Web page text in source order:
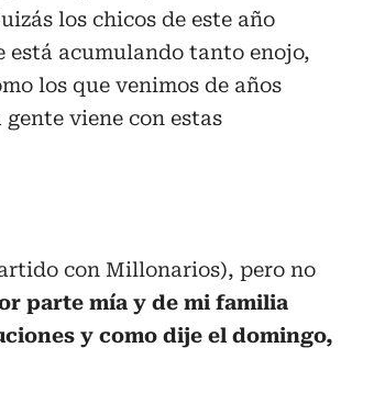
los chicos de este año
está acumulando tanto enojo,
los que venimos de años
viene con estas
con Millonarios), pero no
parte mía y de mi familia
y como dije el domingo,